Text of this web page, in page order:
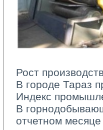
Рост
В городе Тараз
Индекс
В
отчетном